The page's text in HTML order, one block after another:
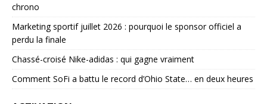
chrono
Marketing sportif juillet 2026 : pourquoi le sponsor officiel a
perdu la finale
Chassé-croisé Nike-adidas : qui gagne vraiment
Comment SoFi a battu le record d’Ohio State… en deux heures